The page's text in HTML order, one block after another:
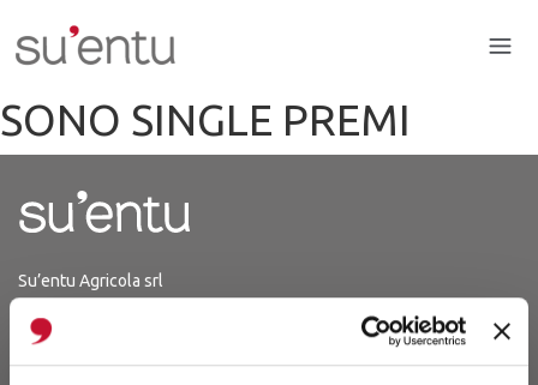
SONO SINGLE PREMI
Su’entu Agricola srl
P.Iva 03214150926
Iscrizione 29.06.2012